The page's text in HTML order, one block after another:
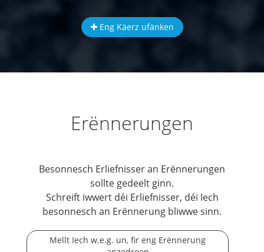
Eng Käerz ufänken
Erënnerungen
Besonnesch Erliefnisser an Erënnerungen
sollte gedeelt ginn.
Schreift iwwert déi Erliefnisser, déi Iech
besonnesch an Erënnerung bliwwe sinn.
Mellt Iech w.e.g. un, fir eng Erënnerung